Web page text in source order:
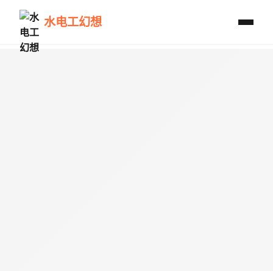
水电工幻想